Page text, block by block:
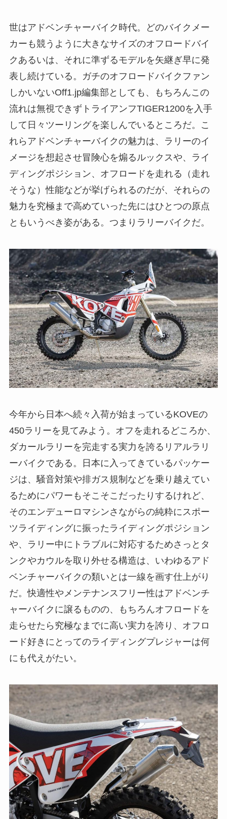
世はアドベンチャーバイク時代。どのバイクメー
カーも競うように大きなサイズのオフロードバイ
クあるいは、それに準ずるモデルを矢継ぎ早に発
表し続けている。ガチのオフロードバイクファン
しかいないOff1.jp編集部としても、もちろんこの
流れは無視できずトライアンフTIGER1200を入手
して日々ツーリングを楽しんでいるところだ。こ
れらアドベンチャーバイクの魅力は、ラリーのイ
メージを想起させ冒険心を煽るルックスや、ライ
ディングポジション、オフロードを走れる（走れ
そうな）性能などが挙げられるのだが、それらの
魅力を究極まで高めていった先にはひとつの原点
ともいうべき姿がある。つまりラリーバイクだ。
今年から日本へ続々入荷が始まっているKOVEの
450ラリーを見てみよう。オフを走れるどころか、
ダカールラリーを完走する実力を誇るリアルラリ
ーバイクである。日本に入ってきているパッケー
ジは、騒音対策や排ガス規制などを乗り越えてい
るためにパワーもそこそこだったりするけれど、
そのエンデューロマシンさながらの純粋にスポー
ツライディングに振ったライディングポジション
や、ラリー中にトラブルに対応するためさっとタ
ンクやカウルを取り外せる構造は、いわゆるアド
ベンチャーバイクの類いとは一線を画す仕上がり
だ。快適性やメンテナンスフリー性はアドベンチ
ャーバイクに譲るものの、もちろんオフロードを
走らせたら究極なまでに高い実力を誇り、オフロ
ード好きにとってのライディングプレジャーは何
にも代えがたい。